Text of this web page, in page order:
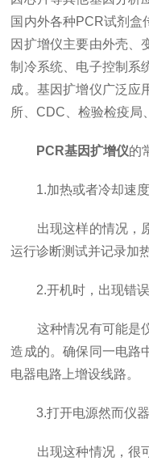
国内外各种PCR试剂盒
因扩增仪主要由外壳、
制冷系统、电子控制系
成。基因扩增仪广泛应
所、CDC、检验检疫局
PCR基因扩增仪的
1.加热或者冷却速度
出现这样的情况，原
运行诊断测试并记录加
2.开机时，出现错误
这种情况有可能是仪
造成的。确保同一电路
电器电路上增设线路。
3.打开电源然而仪器
出现这种情况，很可